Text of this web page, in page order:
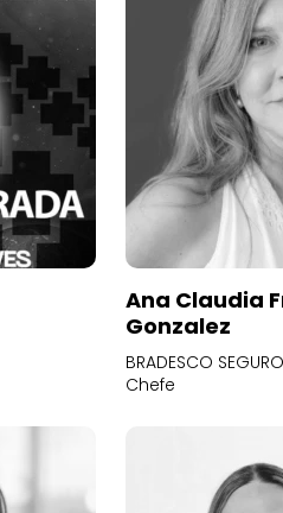
Ana Claudia
Gonzalez
BRADESCO
Chefe